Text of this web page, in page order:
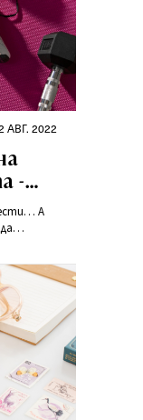
АВГ. 2022
-
А
при